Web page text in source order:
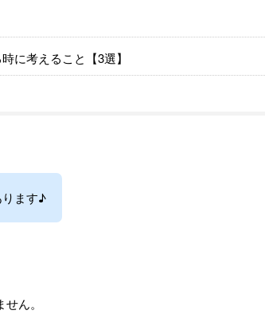
に考えること【3選】
ます♪
ん。